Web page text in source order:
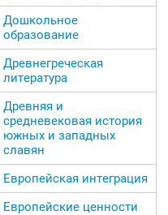
Дошкольное
образование
Древнегреческая
литература
Древняя и
средневековая история
южных и западных
славян
Европейская интеграция
Европейские ценности